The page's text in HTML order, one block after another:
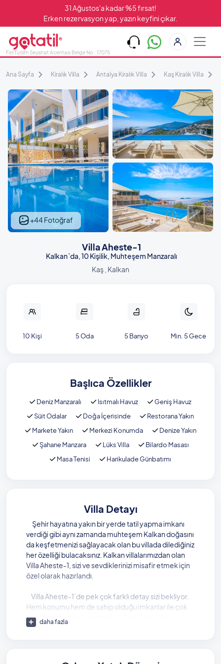
31 Ağustos'a kadar %5 fırsat!
Erken rezervasyon yap, yazın keyfini çıkar.
Fırıl Turizm Seyahat Acentası Belge No : 17075
Ana Sayfa Kiralık Villa Antalya Kiralık Villa Kaş Kiralık Villa
Villa Aheste-1
Kalkan`da, 10 Kişilik, Muhteşem Manzaralı
Kaş , Kalkan
+44 Fotoğraf
10 Kişi 5 Oda 5 Banyo Min. 5 Gece
Başlıca Özellikler
Deniz Manzaralı Isıtmalı Havuz
Geniş Havuz
Süit Odalar
Doğa İçerisinde
Restorana Yakın
Markete Yakın
Merkezi Konumda
Denize Yakın
Şahane Manzara
Lüks Villa
Bilardo Masası
Masa Tenisi
Harikulade Günbatımı
Villa Detayı
Şehir hayatına yakın bir yerde tatil yapma imkanı
verdiği gibi aynı zamanda muhteşem Kalkan doğasını
da keşfetmenizi sağlayacak olan bu villada dilediğiniz
her özelliği bulacaksınız. Kalkan villalarımızdan olan
Villa Aheste-1, sizi ve sevdiklerinizi misafir etmek için
özel olarak hazırlandı.
Villa Aheste-1’de pek çok farklı detay sizi bekliyor.
Hem konumu hem de sahip olduğu imkanlar ile çok
farklı bir deneyim yaşatan bu villada konukların
konforu ve huzuru için gereken her şey düşünülmüş.
daha fazla